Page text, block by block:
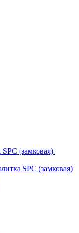
(замковая)
SPC (замковая)